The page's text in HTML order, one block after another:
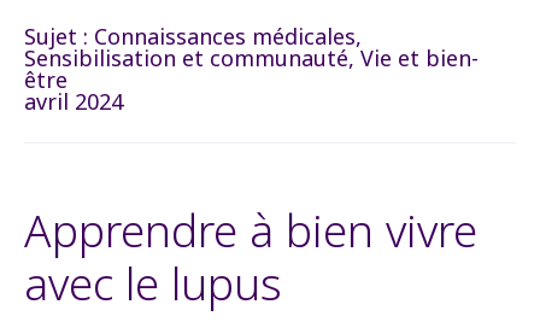
Sujet : Connaissances médicales,
Sensibilisation et communauté, Vie et bien-
être
avril 2024
Apprendre à bien vivre
avec le lupus